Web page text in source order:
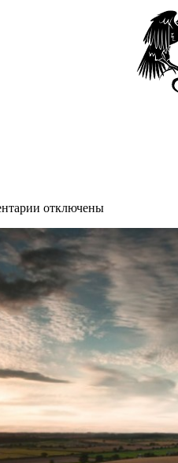
к
Коммутационные
аппараты
отключены